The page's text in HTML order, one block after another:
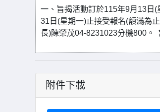
一、旨揭活動訂於115年9月13日
31日(星期一)止接受報名(額滿為
長)陳榮茂04-8231023分機800。
附件下載